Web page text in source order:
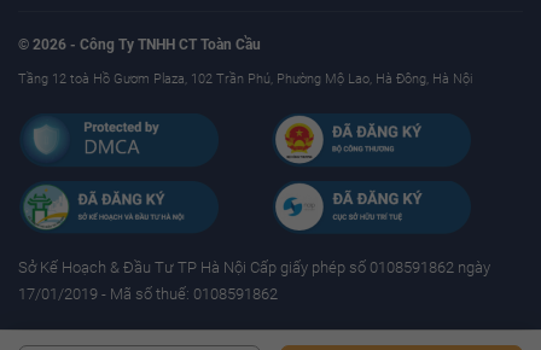
© 2026 - Công Ty TNHH CT Toàn Cầu
Tầng 12 toà Hồ Gươm Plaza, 102 Trần Phú, Phường Mộ Lao, Hà Đông, Hà Nội
Sở Kế Hoạch & Ðầu Tư TP Hà Nội Cấp giấy phép số 0108591862 ngày
17/01/2019 - Mã số thuế: 0108591862